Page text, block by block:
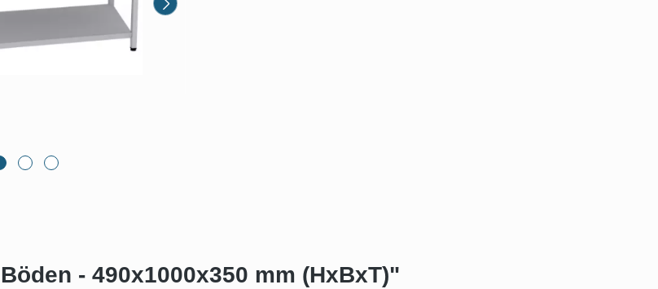
- 490x1000x350 mm (HxBxT)"